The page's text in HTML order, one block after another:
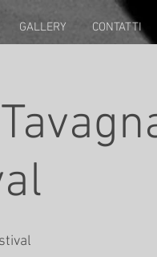
GALLERY CONTATTI